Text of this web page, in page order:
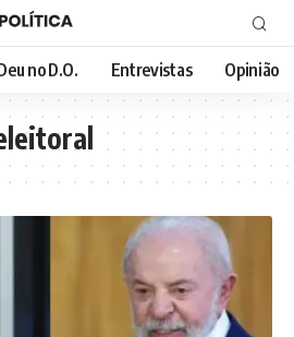
no D.O. Entrevistas Opinião